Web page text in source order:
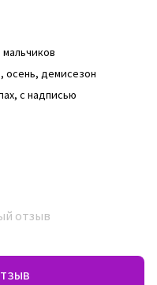
мальчиков
, осень, демисезон
, с надписью
отзыв